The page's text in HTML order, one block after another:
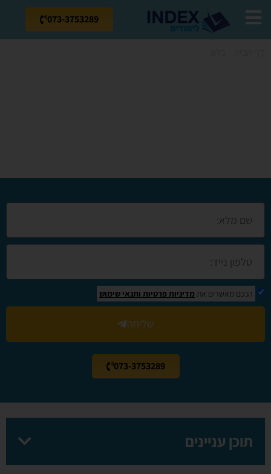
073-3753289
הנכם מאשרים את מדיניות פרטיות ותנאי שימוש
שליחה
073-3753289
תוכן עניינים